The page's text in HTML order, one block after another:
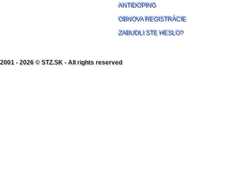
ANTIDOPING
OBNOVA REGISTRÁCIE
ZABUDLI STE HESLO?
2001 - 2026 © STZ.SK - All rights reserved